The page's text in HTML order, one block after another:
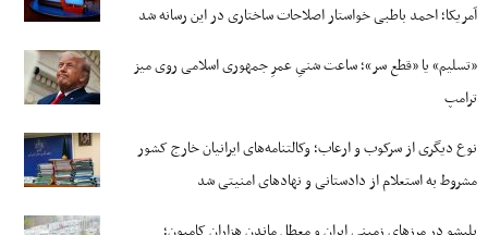
آمریکا؛ احمد باطبی خواستار اصلاحات ساختاری در این رسانه شد
«تسلیم» یا «قطع سر»؛ ساعت شنیِ عمرِ جمهوری اسلامی روی میز
ترامپ
نوع دیگری از سرکوب و ارعاب؛ وکالتنامه‌های ایرانیان خارج کشور
مشروط به استعلام از دادستانی و نهادهای امنیتی شد